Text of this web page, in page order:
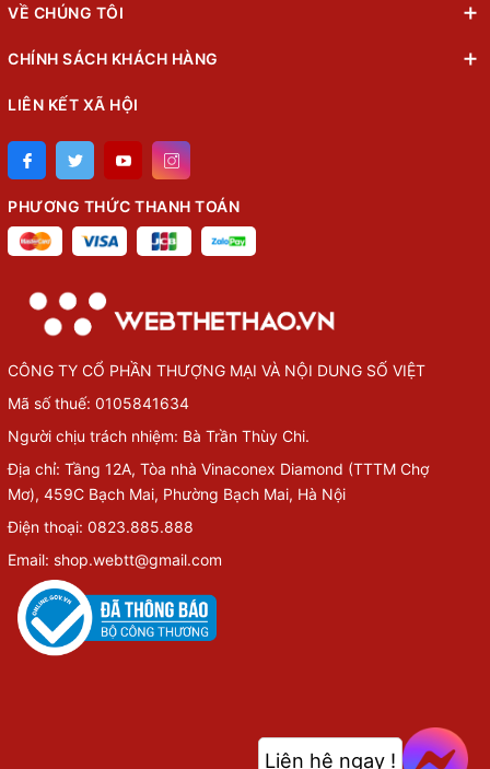
VỀ CHÚNG TÔI
CHÍNH SÁCH KHÁCH HÀNG
LIÊN KẾT XÃ HỘI
PHƯƠNG THỨC THANH TOÁN
CÔNG TY CỔ PHẦN THƯỢNG MẠI VÀ NỘI DUNG SỐ VIỆT
Mã số thuế: 0105841634
Người chịu trách nhiệm: Bà Trần Thùy Chi.
Địa chỉ: Tầng 12A, Tòa nhà Vinaconex Diamond (TTTM Chợ
Mơ), 459C Bạch Mai, Phường Bạch Mai, Hà Nội
Điện thoại: 0823.885.888
Email: shop.webtt@gmail.com
Liên hệ ngay !